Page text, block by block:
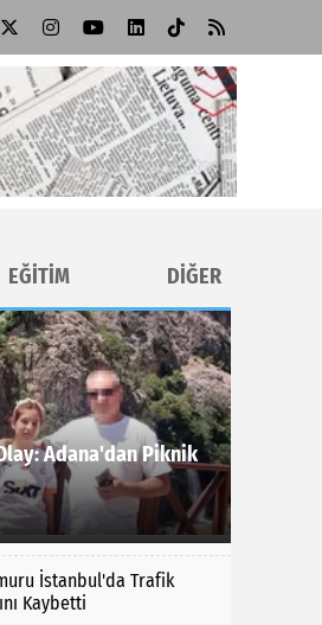
EĞİTİM DİĞER
Adana'dan Piknik
İstanbul'da Trafik
Kaybetti